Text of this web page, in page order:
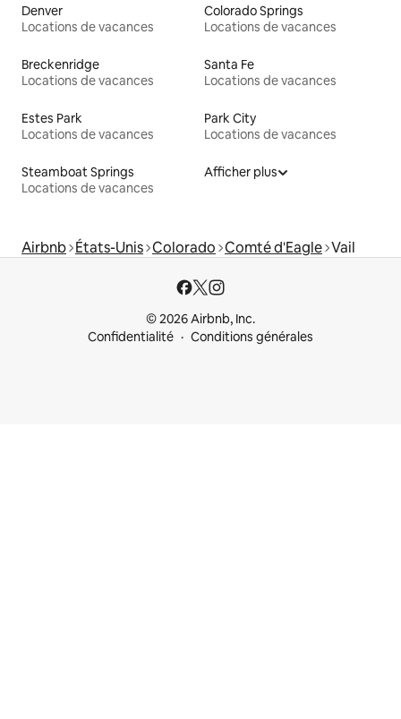
Denver
Locations de vacances
Colorado Springs
Locations de vacances
Breckenridge
Locations de vacances
Santa Fe
Locations de vacances
Estes Park
Locations de vacances
Park City
Locations de vacances
Steamboat Springs
Locations de vacances
Afficher plus
Airbnb États-Unis Colorado Comté d'Eagle Vail
© 2026 Airbnb, Inc.
Confidentialité
Conditions générales